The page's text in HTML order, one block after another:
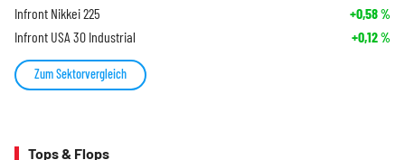
Infront Nikkei 225 +0,58%
Infront USA 30 Industrial +0,12%
Zum Sektorvergleich
Tops & Flops